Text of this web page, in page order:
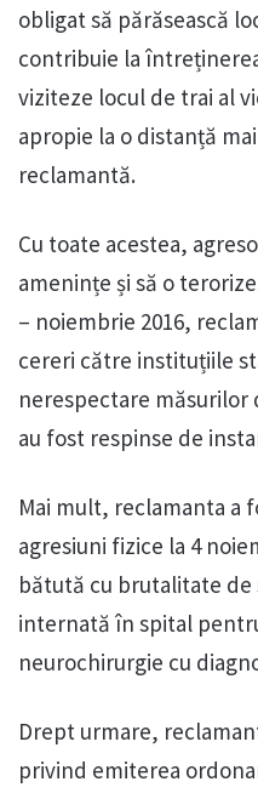
obligat să părăsească
contribuie la
viziteze locul de trai al
apropie la o distanță
reclamantă.
Cu toate acestea,
amenințe și să o
– noiembrie 2016,
cereri către instituțiile
nerespectare măsurilor
au fost respinse de
Mai mult, reclamanta a
agresiuni fizice la 4
bătută cu brutalitate de
internată în spital
neurochirurgie cu
Drept urmare,
privind emiterea